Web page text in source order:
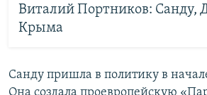
Виталий Портников: Санду,
Крыма
Санду пришла в политику в
Она создала проевропейскую